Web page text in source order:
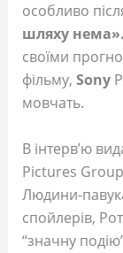
особливо
шляху
своїми
фільму, Sony
мовчать.
В інтерв’ю
Pictures
Людини-
спойлерів,
“значну